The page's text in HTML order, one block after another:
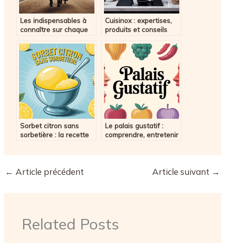
Les indispensables à
connaître sur chaque
Cuisinox : expertises,
produits et conseils
Sorbet citron sans
sorbetière : la recette
Le palais gustatif :
comprendre, entretenir
← Article précédent Article suivant →
Related Posts